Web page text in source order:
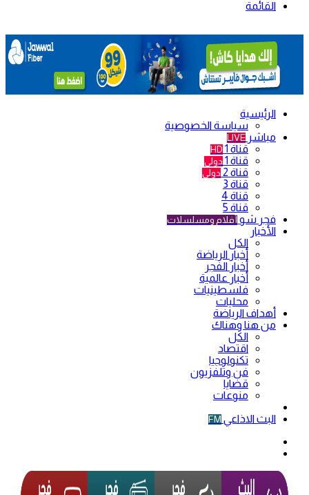
القائمة
الرئيسية
سياسة الخصوصية
مباشر LIVE
قناة 1 HD
قناة 1 دولي
قناة 2 دولي
قناة 3
قناة 4
قناة 5
فجر شو أفلام ومسلسلات
الأخبار
الكل
أخبار الرياضة
أخبار الفجر
أخبار عالمية
فلسطينيات
محليات
أهداف الرياضة
من هنا وهناك
الكل
اقتصاد
تكنولوجيا
فن وتلفزيون
قضايا
منوعات
البث الاذاعي FM